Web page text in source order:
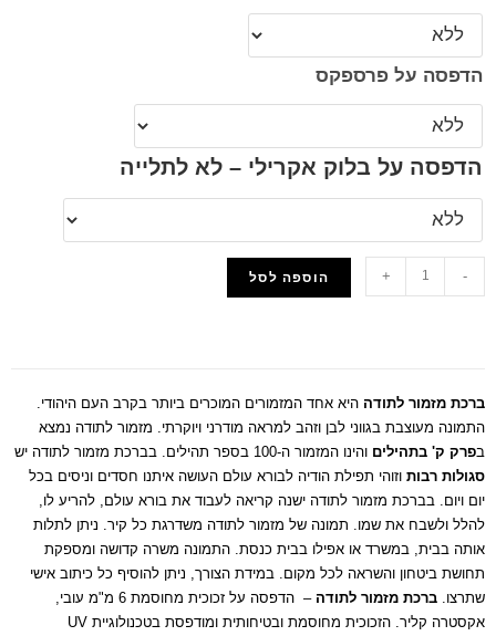
הדפסה על פרספקס
הדפסה על בלוק אקרילי – לא לתלייה
-
+ הוספה לסל
ברכת מזמור לתודה היא אחד המזמורים המוכרים ביותר בקרב העם היהודי.
התמונה מעוצבת בגווני לבן וזהב למראה מודרני ויוקרתי. מזמור לתודה נמצא
בפרק ק' בתהילים והינו המזמור ה-100 בספר תהילים. בברכת מזמור לתודה יש
סגולות רבות וזוהי תפילת הודיה לבורא עולם העושה איתנו חסדים וניסים בכל
יום ויום. בברכת מזמור לתודה ישנה קריאה לעבוד את בורא עולם, להריע לו,
להלל ולשבח את שמו. תמונה של מזמור לתודה משדרגת כל קיר. ניתן לתלות
אותה בבית, במשרד או אפילו בבית כנסת. התמונה משרה קדושה ומספקת
תחושת ביטחון והשראה לכל מקום. במידת הצורך, ניתן להוסיף כל כיתוב אישי
שתרצו. ברכת מזמור לתודה
– הדפסה על זכוכית מחוסמת 6 מ"מ עובי,
אקסטרה קליר. הזכוכית מחוסמת ובטיחותית ומודפסת בטכנולוגיית UV